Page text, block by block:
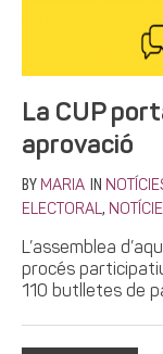
La CUP
aprovació
BY MARIA IN
ELECTORAL,
L’assemblea
procés
110 butlletes de